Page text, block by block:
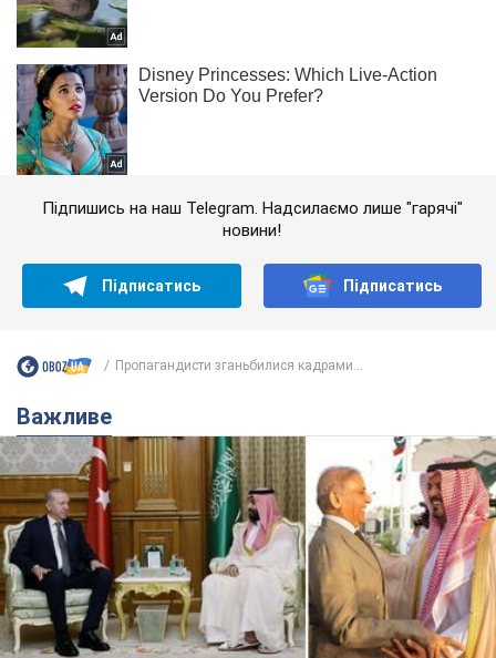
Підпишись на наш Telegram. Надсилаємо лише "гарячі"
новини!
Підписатись Підписатись
Пропагандисти зганьбилися кадрами...
Важливе